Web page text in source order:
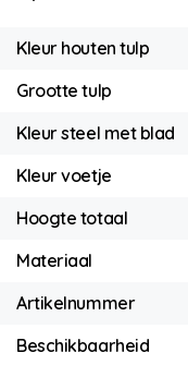
Kleur houten tulp
Grootte tulp
Kleur steel met blad
Kleur voetje
Hoogte totaal
Materiaal
Artikelnummer
Beschikbaarheid